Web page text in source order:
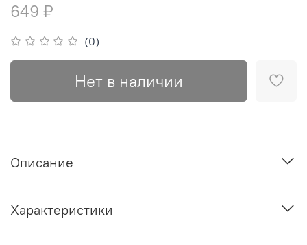
(0)
649 ₽
Нет в наличии
Описание
Характеристики